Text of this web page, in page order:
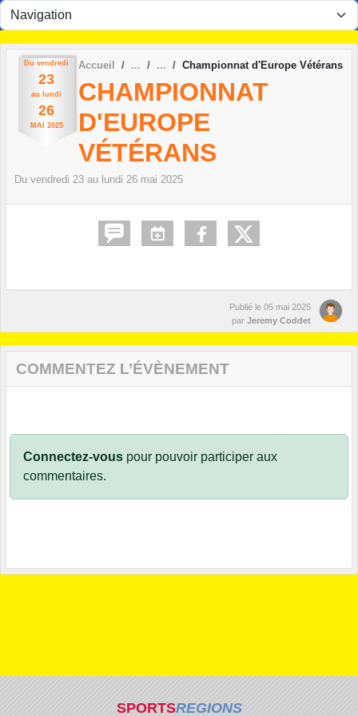
Du vendredi
23
au lundi
26
MAI 2025
Accueil Championnat d'Europe Vétérans
CHAMPIONNAT
D'EUROPE
VÉTÉRANS
Du vendredi 23 au lundi 26 mai 2025
Publié le 05 mai 2025
par Jeremy Coddet
COMMENTEZ L’ÉVÈNEMENT
Connectez-vous pour pouvoir participer aux
commentaires.
SPORTSREGIONS
Panneau de gestion des cookies